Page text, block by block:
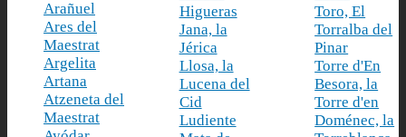
Arañuel
Ares del
Maestrat
Argelita
Artana
Atzeneta del
Maestrat
Higueras
Jana, la
Jérica
Llosa, la
Lucena del
Cid
Ludiente
Toro, El
Torralba del
Pinar
Torre d'En
Besora, la
Torre d'en
Doménec, la